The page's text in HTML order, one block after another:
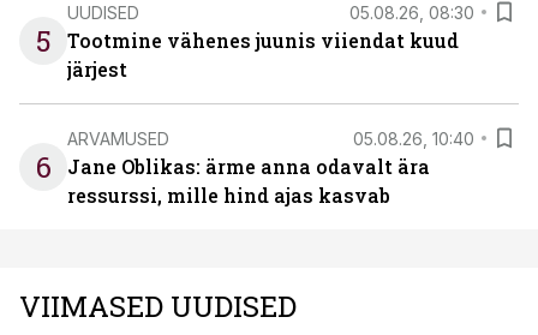
5
UUDISED 05.08.26, 08:30
Tootmine vähenes juunis viiendat kuud
järjest
6
ARVAMUSED 05.08.26, 10:40
Jane Oblikas: ärme anna odavalt ära
ressurssi, mille hind ajas kasvab
VIIMASED UUDISED